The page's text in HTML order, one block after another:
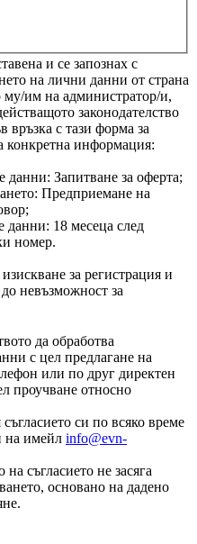
и се запознах с
на лични данни от страна
му/им на администратор/и,
законодателство
връзка с тази форма за
конкретна информация:
данни: Запитване за оферта;
Предприемане на
данни: 18 месеца след
номер.
за регистрация и
невъзможност за
да обработва
с цел предлагане на
или по друг директен
проучване относно
си по всяко време
на имейл info@evn-
съгласието не засяга
основано на дадено